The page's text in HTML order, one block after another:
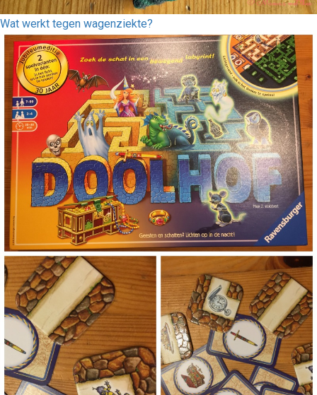
Wat werkt tegen wagenziekte?